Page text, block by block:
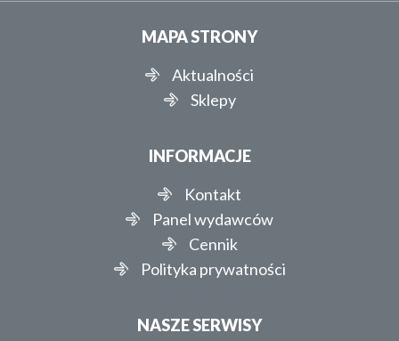
MAPA STRONY
Aktualności
Sklepy
INFORMACJE
Kontakt
Panel wydawców
Cennik
Polityka prywatności
NASZE SERWISY